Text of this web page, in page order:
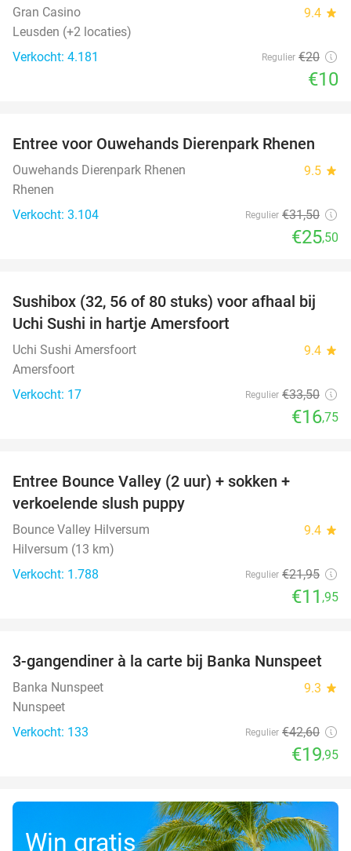
Gran Casino 9.4 star
Leusden (+2 locaties)
Verkocht: 4.181
Regulier €20
€10
19%
Entree voor Ouwehands Dierenpark Rhenen
Ouwehands Dierenpark Rhenen 9.5 star
Rhenen
Verkocht: 3.104
Regulier €31,50
€25,50
50%
Sushibox (32, 56 of 80 stuks) voor afhaal bij
Uchi Sushi in hartje Amersfoort
Uchi Sushi Amersfoort 9.4 star
Amersfoort
Verkocht: 17
Regulier €33,50
€16,75
Entree Bounce Valley (2 uur) + sokken +
verkoelende slush puppy
Bounce Valley Hilversum 9.4 star
Hilversum (13 km)
Verkocht: 1.788
Regulier €21,95
€11 ,95
53%
3-gangendiner à la carte bij Banka Nunspeet
Banka Nunspeet 9.3 star
Nunspeet
Verkocht: 133
Regulier €42,60
€19,95
Win gratis